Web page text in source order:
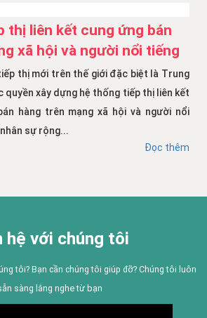
thị liên kết cung ứng bán
xã hội và người nổi tiếng
thị mới trên thế giới đặc biệt là Trung
quyền xây dựng hệ thống tiếp thị liên kết
hàng trên mạng xã hội và người nổi
sự rộng...
Đọc thêm
hệ với chúng tôi
tôi? Bạn cần chúng tôi giúp đỡ? Chúng tôi luôn
sàng lắng nghe từ bạn